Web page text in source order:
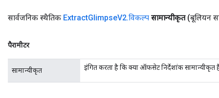
सार्वजनिक स्थैतिक ExtractGlimpseV2.विकल्प सामान्यीकृत (बूलियन
पैरामीटर
सामान्यीकृत इंगित करता है कि क्या ऑफसेट निर्देशांक सामान्यीकृत